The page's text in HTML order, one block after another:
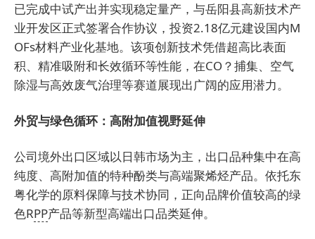
已完成中试产出并实现稳定量产，与岳阳县高新技术产
业开发区正式签署合作协议，投资2.18亿元建设国内M
OFs材料产业化基地。该项创新技术凭借超高比表面
积、精准吸附和长效循环等性能，在CO？捕集、空气
除湿与高效废气治理等赛道展现出广阔的应用潜力。
外贸与绿色循环：高附加值视野延伸
公司境外出口区域以日韩市场为主，出口品种集中在高
纯度、高附加值的特种酚类与高端聚烯烃产品。依托东
粤化学的原料保障与技术协同，正向品牌价值较高的绿
色RPP产品等新型高端出口品类延伸。